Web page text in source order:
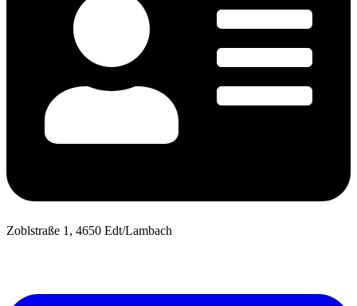
Zoblstraße 1, 4650 Edt/Lambach